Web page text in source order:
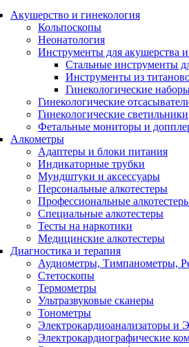
Акушерство и гинекология
Кольпоскопы
Неонатология
Инструменты для акушерства
Стальные инструменты
Инструменты из
Гинекологические
Гинекологические
Гинекологические светильники
Фетальные мониторы и
Алкометры
Адаптеры и блоки питания
Индикаторные трубки
Мундштуки и аксессуары
Персональные алкотестеры
Профессиональные
Специальные алкотестеры
Тесты на наркотики
Медицинские алкотестеры
Диагностика и терапия
Аудиометры, Тимпанометры,
Стетоскопы
Термометры
Ультразвуковые сканеры
Тонометры
Электрокардиоанализаторы и
Электрокардиографические